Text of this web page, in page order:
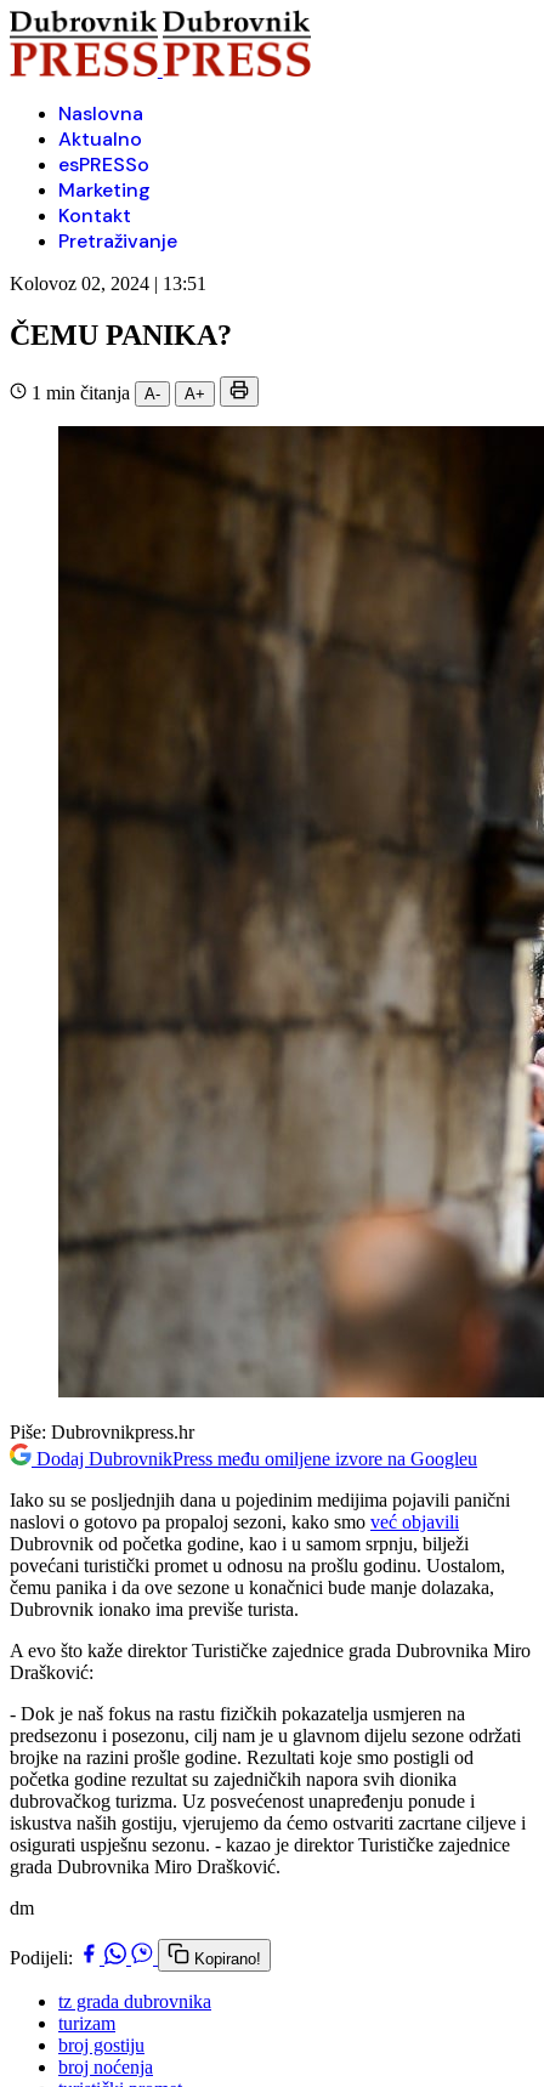
Naslovna
Aktualno
esPRESSo
Marketing
Kontakt
Pretraživanje
Kolovoz 02, 2024 | 13:51
ČEMU PANIKA?
1 min čitanja A- A+
Piše: Dubrovnikpress.hr
Dodaj DubrovnikPress među omiljene izvore na Googleu
Iako su se posljednjih dana u pojedinim medijima pojavili panični
naslovi o gotovo pa propaloj sezoni, kako smo već objavili
Dubrovnik od početka godine, kao i u samom srpnju, bilježi
povećani turistički promet u odnosu na prošlu godinu. Uostalom,
čemu panika i da ove sezone u konačnici bude manje dolazaka,
Dubrovnik ionako ima previše turista.
A evo što kaže direktor Turističke zajednice grada Dubrovnika Miro
Drašković:
- Dok je naš fokus na rastu fizičkih pokazatelja usmjeren na
predsezonu i posezonu, cilj nam je u glavnom dijelu sezone održati
brojke na razini prošle godine. Rezultati koje smo postigli od
početka godine rezultat su zajedničkih napora svih dionika
dubrovačkog turizma. Uz posvećenost unapređenju ponude i
iskustva naših gostiju, vjerujemo da ćemo ostvariti zacrtane ciljeve i
osigurati uspješnu sezonu. - kazao je direktor Turističke zajednice
grada Dubrovnika Miro Drašković.
dm
Podijeli: Kopirano!
tz grada dubrovnika
turizam
broj gostiju
broj noćenja